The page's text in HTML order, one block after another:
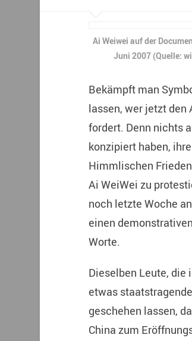
Ai Weiwei auf der
Juni 2007 (Quelle:
Bekämpft man
lassen, wer jetzt den
fordert. Denn nichts
konzipiert haben,
Himmlischen
Ai WeiWei zu
noch letzte Woche
einen
Worte.
Dieselben Leute,
etwas
geschehen lassen,
China zum